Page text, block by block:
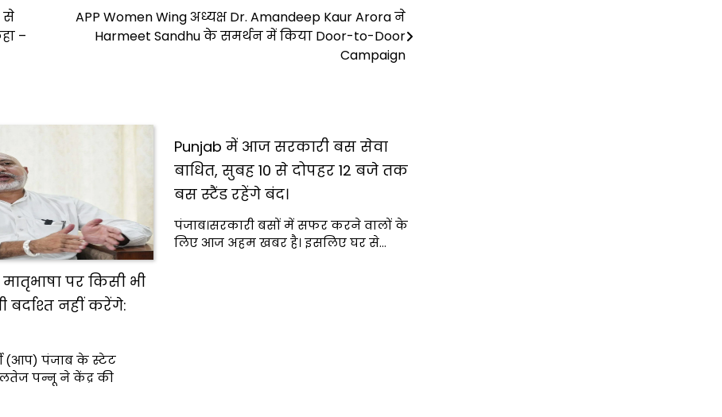
से
–
APP Women Wing अध्यक्ष Dr. Amandeep Kaur Arora ने
Harmeet Sandhu के समर्थन में किया Door-to-Door
Campaign
पर किसी भी
नहीं करेंगे:
(आप) पंजाब के स्टेट
पन्नू ने केंद्र की
Punjab में आज सरकारी बस सेवा
बाधित, सुबह 10 से दोपहर 12 बजे तक
बस स्टैंड रहेंगे बंद।
पंजाब।सरकारी बसों में सफर करने वालों के
लिए आज अहम खबर है। इसलिए घर से…